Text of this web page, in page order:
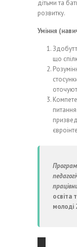
дітьми та
розвитку.
Уміння
що
освіта
молоді